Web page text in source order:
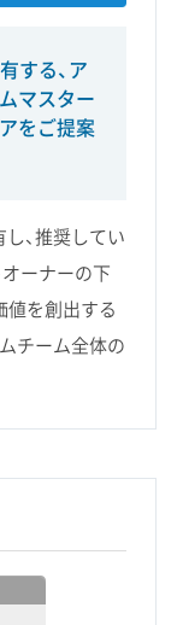
する、ア
マスター
をご提案
、推奨してい
ーナーの下
値を創出する
チーム全体の